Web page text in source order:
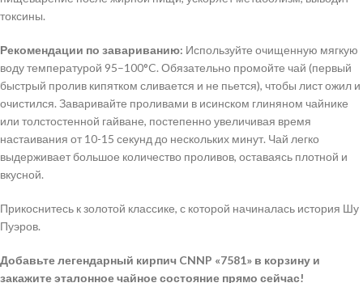
токсины.
Рекомендации по завариванию: Используйте очищенную мягкую
воду температурой 95–100°C. Обязательно промойте чай (первый
быстрый пролив кипятком сливается и не пьется), чтобы лист ожил и
очистился. Заваривайте проливами в исинском глиняном чайнике
или толстостенной гайване, постепенно увеличивая время
настаивания от 10-15 секунд до нескольких минут. Чай легко
выдерживает большое количество проливов, оставаясь плотной и
вкусной.
Прикоснитесь к золотой классике, с которой начиналась история Шу
Пуэров.
Добавьте легендарный кирпич CNNP «7581» в корзину и
закажите эталонное чайное состояние прямо сейчас!